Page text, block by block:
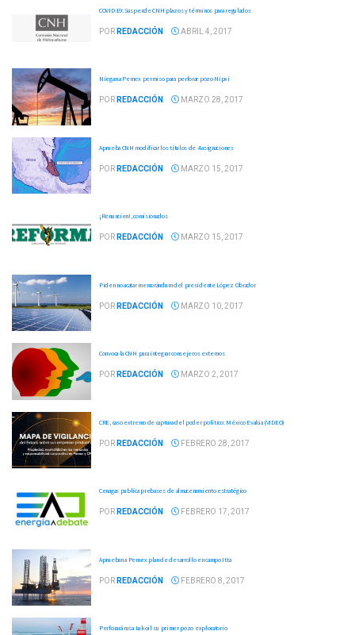
COVID-19: Suspende CNH plazos y términos para regulados
POR REDACCIÓN ABRIL 4, 2017
Niegan a Pemex permiso para perforar pozo Nipxi
POR REDACCIÓN MARZO 28, 2017
Aprueba CNH modificar los títulos de 4 asignaciones
POR REDACCIÓN MARZO 15, 2017
¡Renuncien!, comisionados
POR REDACCIÓN MARZO 15, 2017
Piden no acatar memorándum del presidente López Obrador
POR REDACCIÓN MARZO 10, 2017
Convoca la CNH para integrar consejeros externos
POR REDACCIÓN MARZO 2, 2017
CRE, caso extremo de captura del poder político: México Evalúa (VIDEO)
POR REDACCIÓN FEBRERO 28, 2017
Cenagas publica prebases de almacenamiento estratégico
POR REDACCIÓN FEBRERO 17, 2017
Aprueban a Pemex plan de desarrollo en campo Itta
POR REDACCIÓN FEBRERO 8, 2017
Perforará rusa Lukoil su primer pozo exploratorio